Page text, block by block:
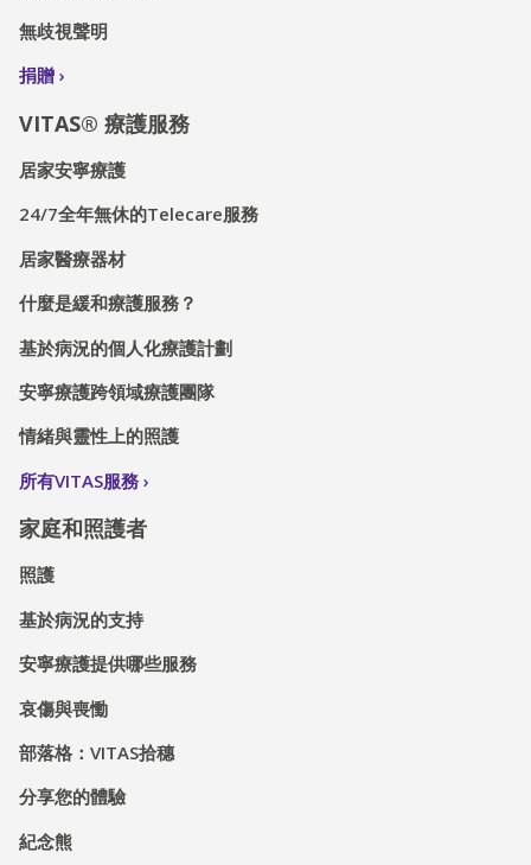
無歧視聲明
捐贈
VITAS® 療護服務
居家安寧療護
24/7全年無休的Telecare服務
居家醫療器材
什麼是緩和療護服務？
基於病況的個人化療護計劃
安寧療護跨領域療護團隊
情緒與靈性上的照護
所有VITAS服務
家庭和照護者
照護
基於病況的支持
安寧療護提供哪些服務
哀傷與喪慟
部落格：VITAS拾穗
分享您的體驗
紀念熊